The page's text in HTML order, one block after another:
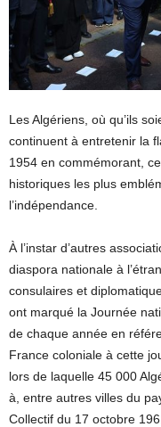
Les Algériens, où qu’ils
continuent à entretenir la
1954 en commémorant,
historiques les plus
l’indépendance.
À l’instar d’autres
diaspora nationale à
consulaires et
ont marqué la Journée
de chaque année en
France coloniale à cette
lors de laquelle 45 000
à, entre autres villes du
Collectif du 17 octobre